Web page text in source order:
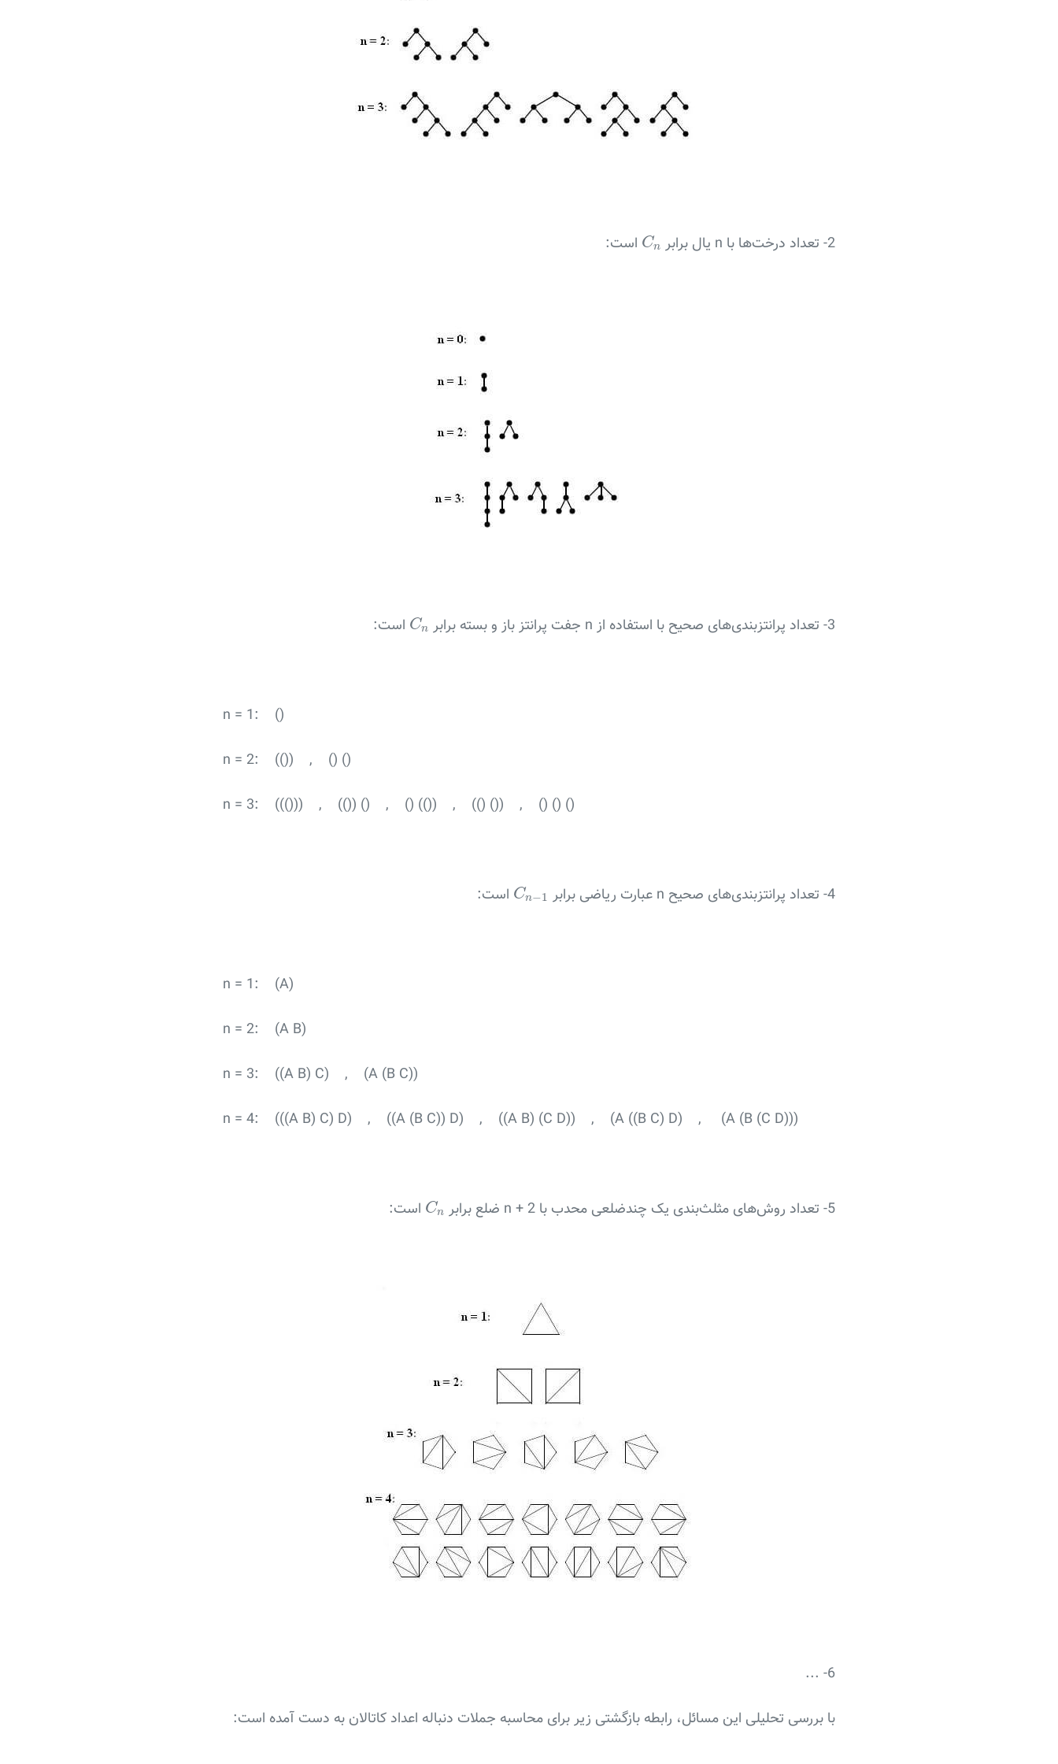
2- تعداد درخت‌ها با n یال برابر Cn
Cn است:
3- تعداد پرانتزبندی‌های صحیح با استفاده از n جفت پرانتز باز و بسته برابر Cn
Cn است:
n = 1: ()
n = 2: (()) , () ()
n = 3: ((())) , (()) () , () (()) , (() ()) , () () ()
4- تعداد پرانتزبندی‌های صحیح n عبارت ریاضی برابر Cn−1
Cn −1 است:
n = 1: (A)
n = 2: (A B)
n = 3: ((A B) C) , (A (B C))
n = 4: (((A B) C) D) , ((A (B C)) D) , ((A B) (C D)) , (A ((B C) D) , (A (B (C D)))
5- تعداد روش‌های مثلث‌بندی یک چندضلعی محدب با n + 2 ضلع برابر Cn
Cn است:
6- ...
با بررسی تحلیلی این مسائل، رابطه بازگشتی زیر برای محاسبه جملات دنباله اعداد کاتالان به دست آمده است: